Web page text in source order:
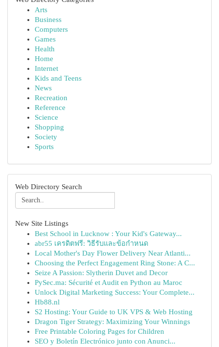
Arts
Business
Computers
Games
Health
Home
Internet
Kids and Teens
News
Recreation
Reference
Science
Shopping
Society
Sports
Web Directory Search
New Site Listings
Best School in Lucknow : Your Kid's Gateway...
abr55 เครดิตฟรี: วิธีรับและข้อกำหนด
Local Mother's Day Flower Delivery Near Atlanti...
Choosing the Perfect Engagement Ring Stone: A C...
Seize A Passion: Slytherin Duvet and Decor
PySec.ma: Sécurité et Audit en Python au Maroc
Unlock Digital Marketing Success: Your Complete...
Hb88.nl
S2 Hosting: Your Guide to UK VPS & Web Hosting
Dragon Tiger Strategy: Maximizing Your Winnings
Free Printable Coloring Pages for Children
SEO y Boletín Electrónico junto con Anunci...